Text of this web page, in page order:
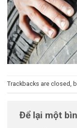
Trackbacks are closed,
Để lại một